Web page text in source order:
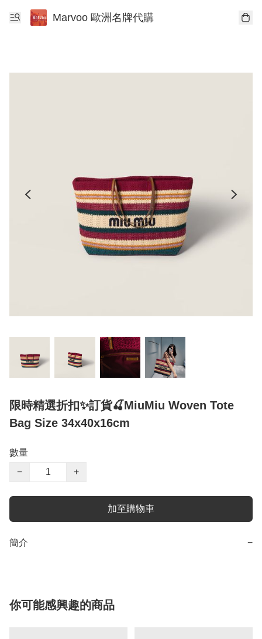
Marvoo 歐洲名牌代購
限時精選折扣✨訂貨🍒MiuMiu Woven Tote
Bag Size 34x40x16cm
數量
−
+
加至購物車
簡介 −
你可能感興趣的商品